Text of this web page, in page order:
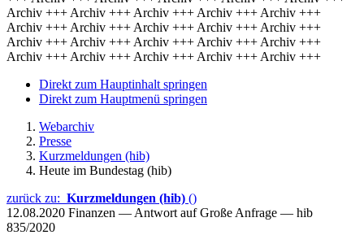
Archiv +++ Archiv +++ Archiv +++ Archiv +++ Archiv +++
Archiv +++ Archiv +++ Archiv +++ Archiv +++ Archiv +++
Archiv +++ Archiv +++ Archiv +++ Archiv +++ Archiv +++
Archiv +++ Archiv +++ Archiv +++ Archiv +++ Archiv +++
Direkt zum Hauptinhalt springen
Direkt zum Hauptmenü springen
Webarchiv
Presse
Kurzmeldungen (hib)
Heute im Bundestag (hib)
zurück zu: Kurzmeldungen (hib) ()
12.08.2020 Finanzen — Antwort auf Große Anfrage — hib
835/2020